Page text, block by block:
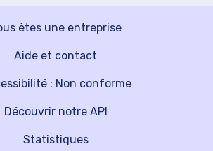
êtes une entreprise
Découvrir notre API
Aide et contact
Statistiques
: Non conforme